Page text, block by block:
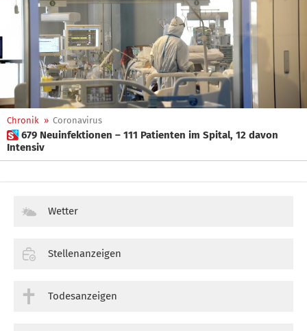
Chronik » Coronavirus
 679 Neuinfektionen – 111 Patienten im Spital, 12 davon
Intensiv
Wetter
Stellenanzeigen
Todesanzeigen